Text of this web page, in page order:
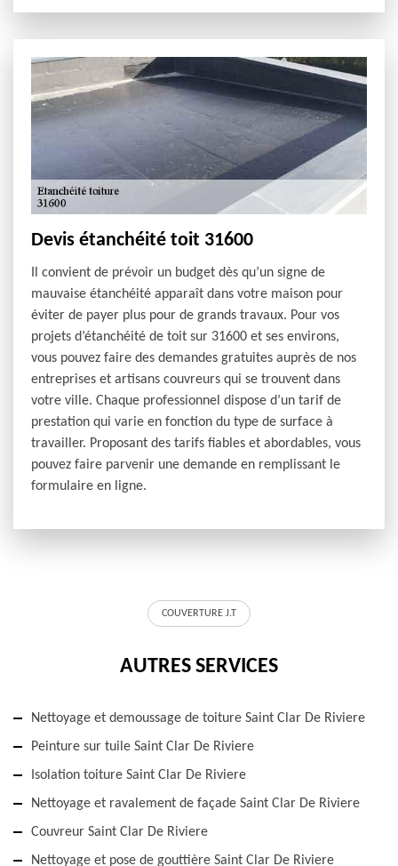
Devis étanchéité toit 31600
Il convient de prévoir un budget dès qu’un signe de
mauvaise étanchéité apparaît dans votre maison pour
éviter de payer plus pour de grands travaux. Pour vos
projets d’étanchéité de toit sur 31600 et ses environs,
vous pouvez faire des demandes gratuites auprès de nos
entreprises et artisans couvreurs qui se trouvent dans
votre ville. Chaque professionnel dispose d’un tarif de
prestation qui varie en fonction du type de surface à
travailler. Proposant des tarifs fiables et abordables, vous
pouvez faire parvenir une demande en remplissant le
formulaire en ligne.
COUVERTURE J.T
AUTRES SERVICES
Nettoyage et demoussage de toiture Saint Clar De Riviere
Peinture sur tuile Saint Clar De Riviere
Isolation toiture Saint Clar De Riviere
Nettoyage et ravalement de façade Saint Clar De Riviere
Couvreur Saint Clar De Riviere
Nettoyage et pose de gouttière Saint Clar De Riviere